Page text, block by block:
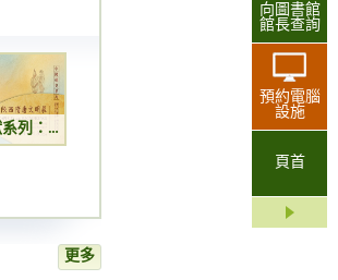
向圖書館
館長查詢
預約電腦
設施
頁首
「香港賽馬會呈獻系列：長安萬象 ─ 陝西隋唐文明展」展覽圖板及圖書展覽
更多